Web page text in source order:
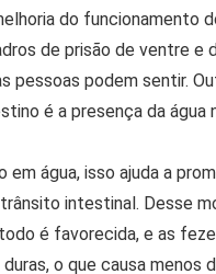
do funcionamento
de prisão de ventre e
pessoas podem sentir.
é a presença da água
em água, isso ajuda a
intestinal. Desse
é favorecida, e as
o que causa menos